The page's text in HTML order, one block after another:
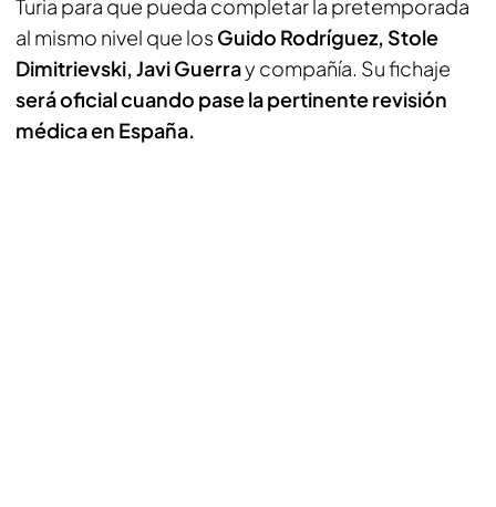
Turia para que pueda completar la pretemporada
al mismo nivel que los Guido Rodríguez, Stole
Dimitrievski, Javi Guerray compañía. Su fichaje
será oficial cuando pase la pertinente revisión
médica en España.